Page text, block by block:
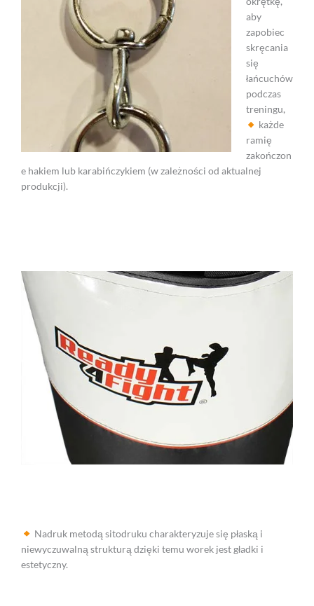
aby
zapobiec
skręcania
się
łańcuchów
podczas
treningu,
każde
ramię
zakończon
e hakiem lub karabińczykiem (w zależności od aktualnej
produkcji).
Nadruk metodą sitodruku charakteryzuje się płaską i
niewyczuwalną strukturą dzięki temu worek jest gładki i
estetyczny.